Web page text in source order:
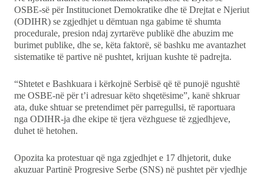
OSBE-së për Institucionet Demokratike dhe të Drejtat e Njeriut
(ODIHR) se zgjedhjet u dëmtuan nga gabime të shumta
procedurale, presion ndaj zyrtarëve publikë dhe abuzim me
burimet publike, dhe se, këta faktorë, së bashku me avantazhet
sistematike të partive në pushtet, krijuan kushte të padrejta.
“Shtetet e Bashkuara i kërkojnë Serbisë që të punojë ngushtë
me OSBE-në për t’i adresuar këto shqetësime”, kanë shkruar
ata, duke shtuar se pretendimet për parregullsi, të raportuara
nga ODIHR-ja dhe ekipe të tjera vëzhguese të zgjedhjeve,
duhet të hetohen.
Opozita ka protestuar që nga zgjedhjet e 17 dhjetorit, duke
akuzuar Partinë Progresive Serbe (SNS) në pushtet për vjedhje